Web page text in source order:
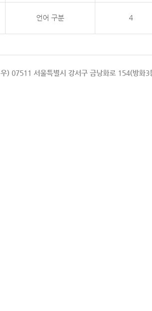
언어 구분 4
우) 07511 서울특별시 강서구 금낭화로 154(방화3